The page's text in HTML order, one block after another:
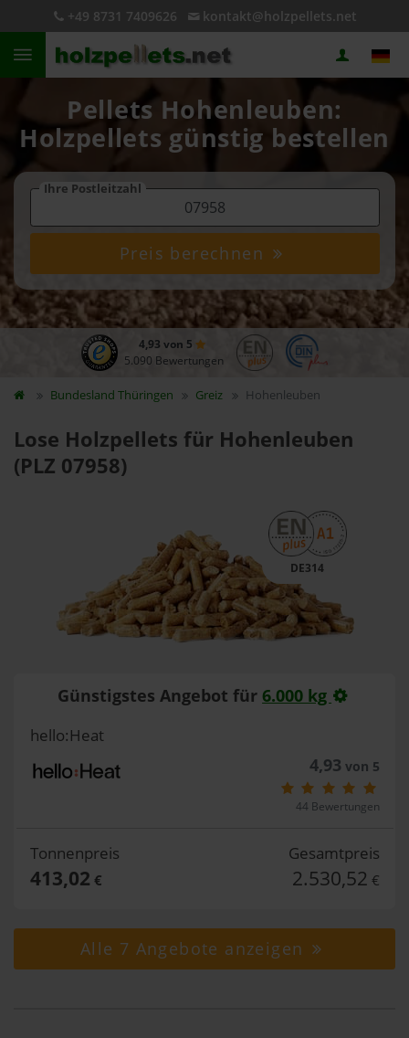
+49 8731 7409626 kontakt@holzpellets.net
Pellets Hohenleuben:
Holzpellets günstig bestellen
Ihre Postleitzahl
Preis berechnen
4,93 von 5
5.090 Bewertungen
Bundesland Thüringen Greiz Hohenleuben
Lose Holzpellets für Hohenleuben
(PLZ 07958)
DE314
Günstigstes Angebot für 6.000 kg
hello:Heat
4,93 von 5
44 Bewertungen
Tonnenpreis
413,02 €
Gesamtpreis
2.530,52 €
Alle 7 Angebote anzeigen